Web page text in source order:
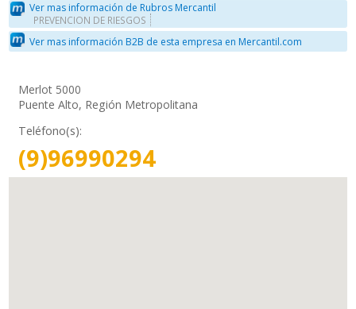
Ver mas información de Rubros Mercantil
PREVENCION DE RIESGOS
Ver mas información B2B de esta empresa en Mercantil.com
Merlot 5000
Puente Alto, Región Metropolitana
Teléfono(s):
(9)96990294